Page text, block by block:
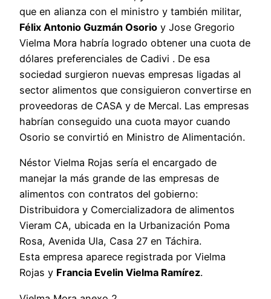
que en alianza con el ministro y también militar,
Félix Antonio Guzmán Osorio y Jose Gregorio
Vielma Mora habría logrado obtener una cuota de
dólares preferenciales de Cadivi . De esa
sociedad surgieron nuevas empresas ligadas al
sector alimentos que consiguieron convertirse en
proveedoras de CASA y de Mercal. Las empresas
habrían conseguido una cuota mayor cuando
Osorio se convirtió en Ministro de Alimentación.
Néstor Vielma Rojas sería el encargado de
manejar la más grande de las empresas de
alimentos con contratos del gobierno:
Distribuidora y Comercializadora de alimentos
Vieram CA, ubicada en la Urbanización Poma
Rosa, Avenida Ula, Casa 27 en Táchira.
Esta empresa aparece registrada por Vielma
Rojas y Francia Evelin Vielma Ramírez.